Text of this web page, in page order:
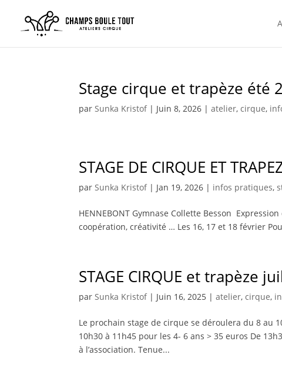
Stage cirque et trapèze été
parSunka Kristof| Juin 8, 2026 |atelier,cirque,
STAGE DE CIRQUE ET
parSunka Kristof| Jan 19, 2026 | infos pratiques,
HENNEBONT Gymnase Collette Besson
coopération, créativité … Les 16, 17 et 18 février
STAGE CIRQUE et trapèze
parSunka Kristof| Juin 16, 2025 |atelier,cirque,
Le prochain stage de cirque se déroulera du 8 au
10h30 à 11h45 pour les 4- 6 ans > 35 euros De
à l’association. Tenue...